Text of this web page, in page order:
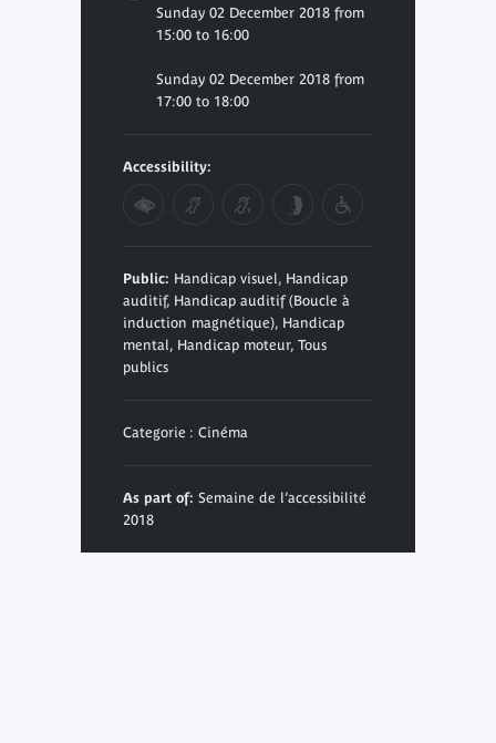
Sunday 02 December 2018 from
15:00 to 16:00
Sunday 02 December 2018 from
17:00 to 18:00
Accessibility:
Public: Handicap visuel, Handicap
auditif, Handicap auditif (Boucle à
induction magnétique), Handicap
mental, Handicap moteur, Tous
publics
Categorie : Cinéma
As part of: Semaine de l’accessibilité
2018